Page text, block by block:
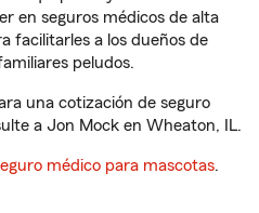
en seguros médicos de alta
facilitarles a los dueños de
peludos.
una cotización de seguro
a Jon Mock en Wheaton, IL.
médico para mascotas.